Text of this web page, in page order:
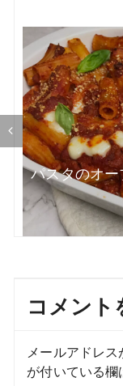
ー
シ
ョ
ン
パスタのオ
コメント
メールアドレス
が付いている